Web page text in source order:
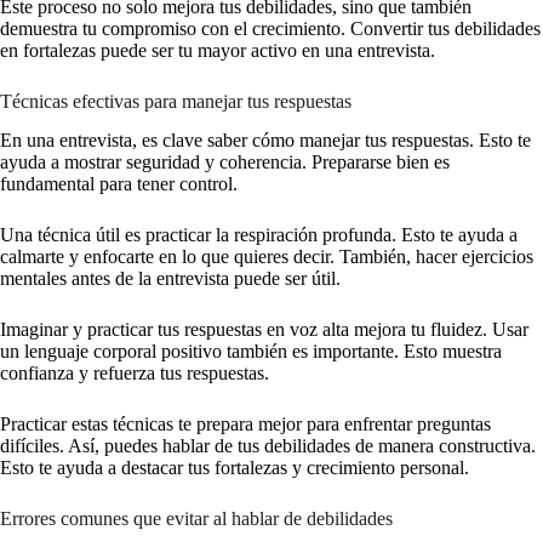
Este proceso no solo mejora tus debilidades, sino que también
demuestra tu compromiso con el crecimiento. Convertir tus debilidades
en fortalezas puede ser tu mayor activo en una entrevista.
Técnicas efectivas para manejar tus respuestas
En una entrevista, es clave saber cómo manejar tus respuestas. Esto te
ayuda a mostrar seguridad y coherencia. Prepararse bien es
fundamental para tener control.
Una técnica útil es practicar la respiración profunda. Esto te ayuda a
calmarte y enfocarte en lo que quieres decir. También, hacer ejercicios
mentales antes de la entrevista puede ser útil.
Imaginar y practicar tus respuestas en voz alta mejora tu fluidez. Usar
un lenguaje corporal positivo también es importante. Esto muestra
confianza y refuerza tus respuestas.
Practicar estas técnicas te prepara mejor para enfrentar preguntas
difíciles. Así, puedes hablar de tus debilidades de manera constructiva.
Esto te ayuda a destacar tus fortalezas y crecimiento personal.
Errores comunes que evitar al hablar de debilidades